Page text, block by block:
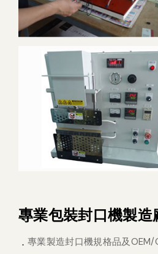
專業包裝封口機製造
專業製造封口機規格品及OEM/